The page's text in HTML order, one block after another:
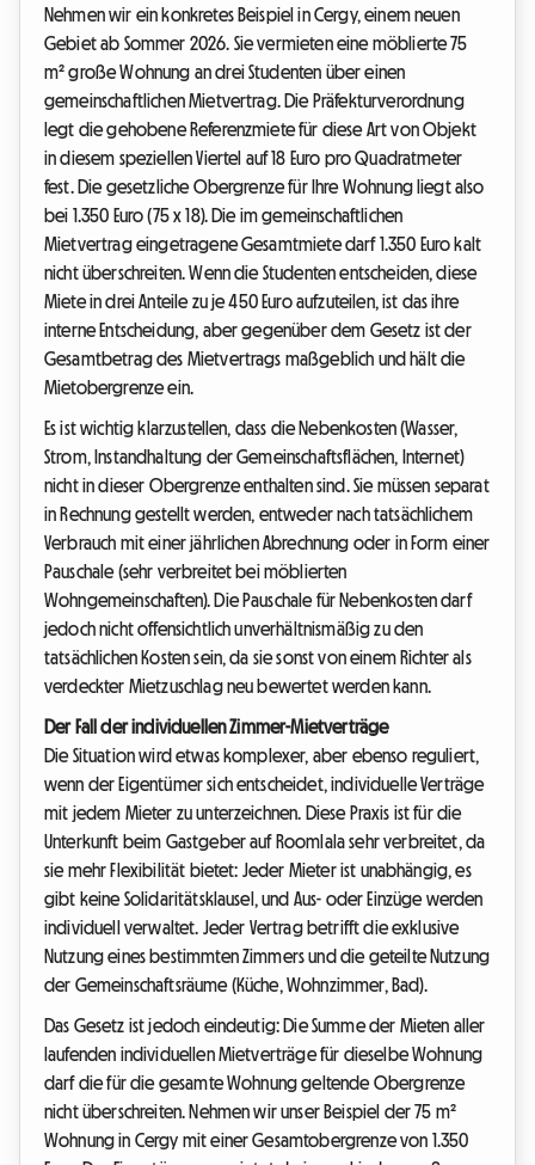
Nehmen wir ein konkretes Beispiel in Cergy, einem neuen
Gebiet ab Sommer 2026. Sie vermieten eine möblierte 75
m² große Wohnung an drei Studenten über einen
gemeinschaftlichen Mietvertrag. Die Präfekturverordnung
legt die gehobene Referenzmiete für diese Art von Objekt
in diesem speziellen Viertel auf 18 Euro pro Quadratmeter
fest. Die gesetzliche Obergrenze für Ihre Wohnung liegt also
bei 1.350 Euro (75 x 18). Die im gemeinschaftlichen
Mietvertrag eingetragene Gesamtmiete darf 1.350 Euro kalt
nicht überschreiten. Wenn die Studenten entscheiden, diese
Miete in drei Anteile zu je 450 Euro aufzuteilen, ist das ihre
interne Entscheidung, aber gegenüber dem Gesetz ist der
Gesamtbetrag des Mietvertrags maßgeblich und hält die
Mietobergrenze ein.
Es ist wichtig klarzustellen, dass die Nebenkosten (Wasser,
Strom, Instandhaltung der Gemeinschaftsflächen, Internet)
nicht in dieser Obergrenze enthalten sind. Sie müssen separat
in Rechnung gestellt werden, entweder nach tatsächlichem
Verbrauch mit einer jährlichen Abrechnung oder in Form einer
Pauschale (sehr verbreitet bei möblierten
Wohngemeinschaften). Die Pauschale für Nebenkosten darf
jedoch nicht offensichtlich unverhältnismäßig zu den
tatsächlichen Kosten sein, da sie sonst von einem Richter als
verdeckter Mietzuschlag neu bewertet werden kann.
Der Fall der individuellen Zimmer-Mietverträge
Die Situation wird etwas komplexer, aber ebenso reguliert,
wenn der Eigentümer sich entscheidet, individuelle Verträge
mit jedem Mieter zu unterzeichnen. Diese Praxis ist für die
Unterkunft beim Gastgeber auf Roomlala sehr verbreitet, da
sie mehr Flexibilität bietet: Jeder Mieter ist unabhängig, es
gibt keine Solidaritätsklausel, und Aus- oder Einzüge werden
individuell verwaltet. Jeder Vertrag betrifft die exklusive
Nutzung eines bestimmten Zimmers und die geteilte Nutzung
der Gemeinschaftsräume (Küche, Wohnzimmer, Bad).
Das Gesetz ist jedoch eindeutig: Die Summe der Mieten aller
laufenden individuellen Mietverträge für dieselbe Wohnung
darf die für die gesamte Wohnung geltende Obergrenze
nicht überschreiten. Nehmen wir unser Beispiel der 75 m²
Wohnung in Cergy mit einer Gesamtobergrenze von 1.350